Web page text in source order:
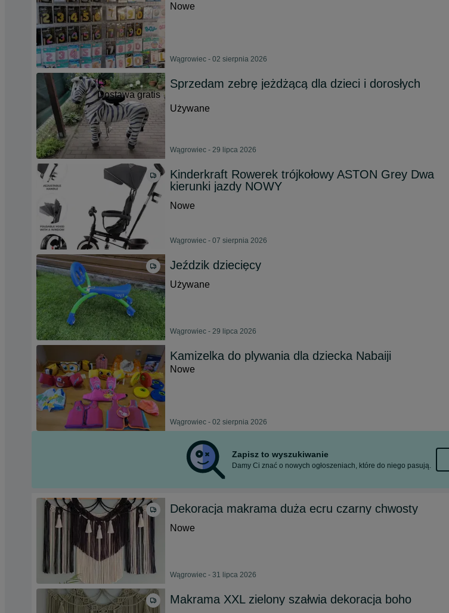
Nowe
Wągrowiec - 02 sierpnia 2026
Dostawa gratis
Sprzedam zebrę jeżdżącą dla dzieci i dorosłych
Używane
Wągrowiec - 29 lipca 2026
Kinderkraft Rowerek trójkołowy ASTON Grey Dwa
kierunki jazdy NOWY
Nowe
Wągrowiec - 07 sierpnia 2026
Jeździk dziecięcy
Używane
Wągrowiec - 29 lipca 2026
Kamizelka do plywania dla dziecka Nabaiji
Nowe
Wągrowiec - 02 sierpnia 2026
Zapisz to wyszukiwanie
Damy Ci znać o nowych ogłoszeniach, które do niego pasują.
Dekoracja makrama duża ecru czarny chwosty
Nowe
Wągrowiec - 31 lipca 2026
Makrama XXL zielony szałwia dekoracja boho